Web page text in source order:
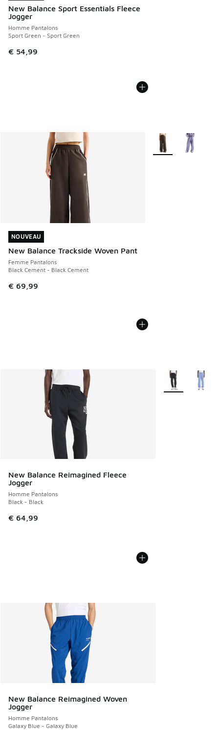
New Balance Sport Essentials Fleece
Jogger
Homme Pantalons
Sport Green - Sport Green
€ 54,99
NOUVEAU
New Balance Trackside Woven Pant
Femme Pantalons
Black Cement - Black Cement
€ 69,99
NOUVEAU
Plus de couleurs
New Balance Reimagined Fleece
Jogger
Homme Pantalons
Black - Black
€ 64,99
Plus de couleurs
New Balance Reimagined Woven
Jogger
Homme Pantalons
Galaxy Blue - Galaxy Blue